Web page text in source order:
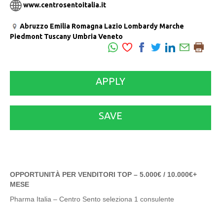
www.centrosentoitalia.it
Abruzzo Emilia Romagna Lazio Lombardy Marche
Piedmont Tuscany UmbriaVeneto
APPLY
SAVE
OPPORTUNITÀ PER VENDITORI TOP – 5.000€ / 10.000€+
MESE
Pharma Italia – Centro Sento seleziona 1 consulente